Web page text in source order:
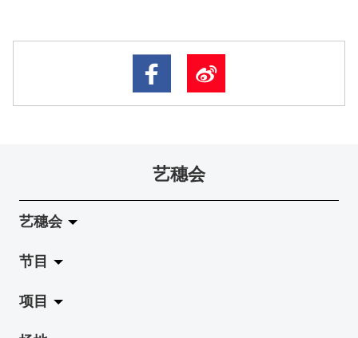
艺穗会
艺穗会
关于艺穗会
艺穗会的演化
节目
拉阔
项目